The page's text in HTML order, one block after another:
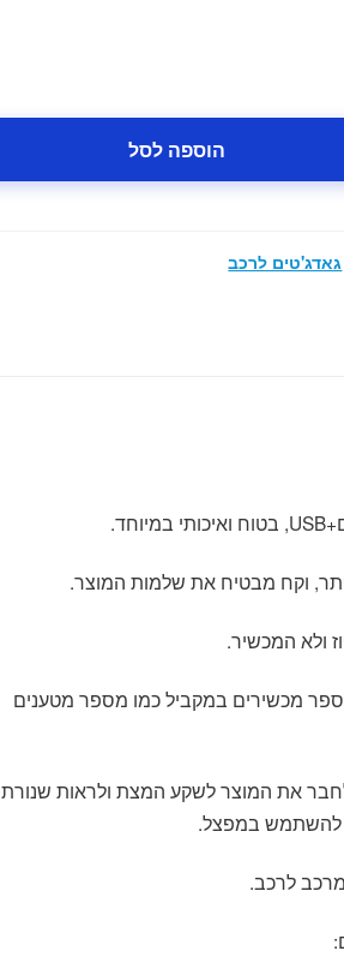
הוספה לסל
גאדג'טים לרכב
וקח מבטיח את שלמות המוצר.
ולא המכשיר.
מכשירים במקביל כמו מספר מטענים
את המוצר לשקע המצת ולראות שנורת
להשתמש במפצל.
לרכב.